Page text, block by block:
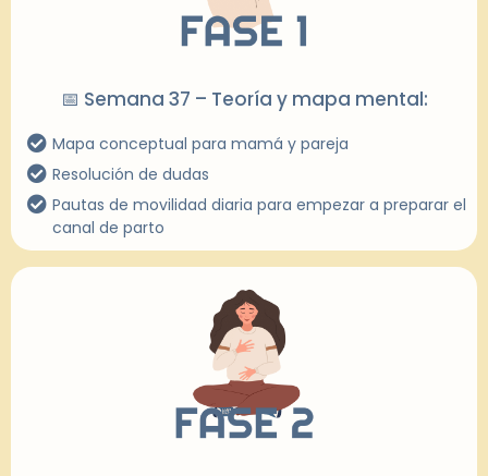
📅 Semana 37 – Teoría y mapa mental:
Mapa conceptual para mamá y pareja
Resolución de dudas
Pautas de movilidad diaria para empezar a preparar el
canal de parto